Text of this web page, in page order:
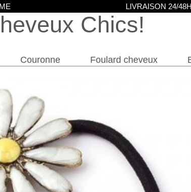
Chics
Couronne Foulard cheveux
LIVRAISON 24/